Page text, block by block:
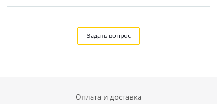
Задать вопрос
Оплата и доставка